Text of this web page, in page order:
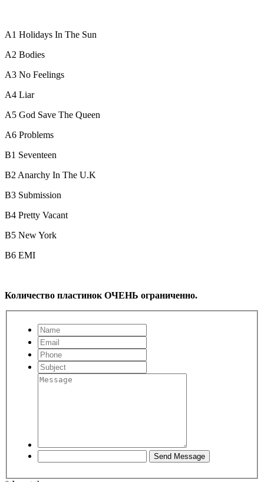
A1 Holidays In The Sun
A2 Bodies
A3 No Feelings
A4 Liar
A5 God Save The Queen
A6 Problems
B1 Seventeen
B2 Anarchy In The U.K
B3 Submission
B4 Pretty Vacant
B5 New York
B6 EMI
Количество пластинок ОЧЕНЬ ограниченно.